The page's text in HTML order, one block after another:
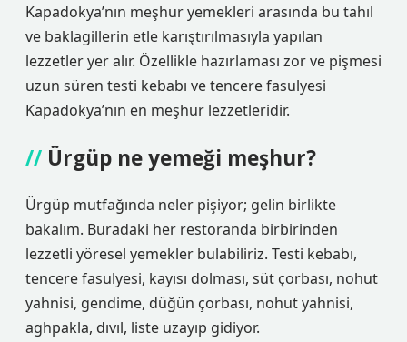
Kapadokya’nın meşhur yemekleri arasında bu tahıl
ve baklagillerin etle karıştırılmasıyla yapılan
lezzetler yer alır. Özellikle hazırlaması zor ve pişmesi
uzun süren testi kebabı ve tencere fasulyesi
Kapadokya’nın en meşhur lezzetleridir.
Ürgüp ne yemeği meşhur?
Ürgüp mutfağında neler pişiyor; gelin birlikte
bakalım. Buradaki her restoranda birbirinden
lezzetli yöresel yemekler bulabiliriz. Testi kebabı,
tencere fasulyesi, kayısı dolması, süt çorbası, nohut
yahnisi, gendime, düğün çorbası, nohut yahnisi,
aghpakla, dıvıl, liste uzayıp gidiyor.